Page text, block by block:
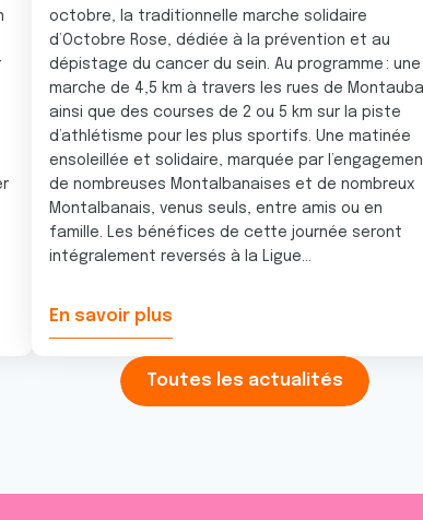
octobre, la traditionnelle marche solidaire
d’Octobre Rose, dédiée à la prévention et au
dépistage du cancer du sein. Au programme : une
marche de 4,5 km à travers les rues de
ainsi que des courses de 2 ou 5 km sur la piste
d’athlétisme pour les plus sportifs. Une matinée
ensoleillée et solidaire, marquée par
de nombreuses Montalbanaises et de nombreux
Montalbanais, venus seuls, entre amis ou en
famille. Les bénéfices de cette journée seront
intégralement reversés à la Ligue...
En savoir plus
Toutes les actualités